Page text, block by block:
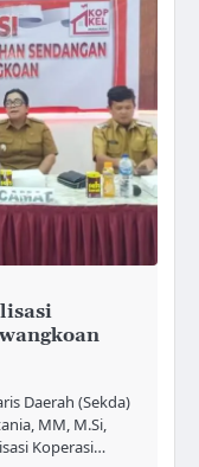
Daerah (Sekda)
MM, M.Si,
Koperasi…